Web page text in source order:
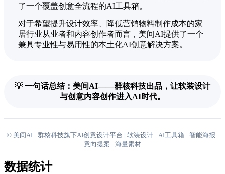
了一个覆盖创意全流程的AI工具箱。
对于希望提升设计效率、降低营销物料制作成本的家
居行业从业者和内容创作者而言，美间AI提供了一个
兼具专业性与易用性的本土化AI创意解决方案。
💡 一句话总结：美间AI——群核科技出品，让软装设计
与创意内容创作进入AI时代。
© 美间AI · 群核科技旗下AI创意设计平台 | 软装设计 · AI工具箱 · 智能海报 ·
意向提案 · 海量素材
数据统计